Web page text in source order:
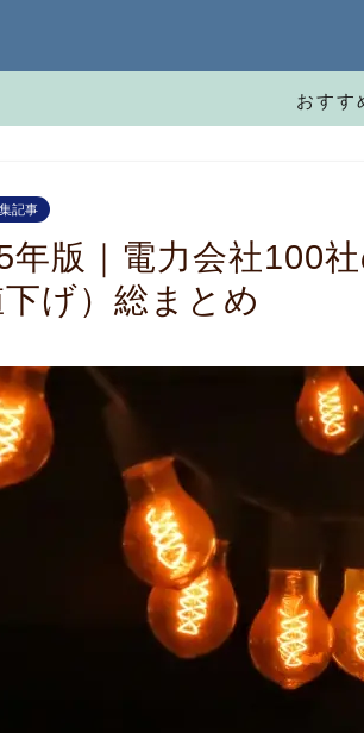
おすす
記事
年版｜電力会社100
下げ）総まとめ